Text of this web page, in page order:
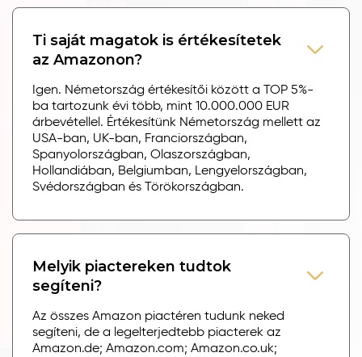
Ti saját magatok is értékesítetek
az Amazonon?
Igen. Németország értékesítői között a TOP 5%-
ba tartozunk évi több, mint 10.000.000 EUR
árbevétellel. Értékesítünk Németország mellett az
USA-ban, UK-ban, Franciországban,
Spanyolországban, Olaszországban,
Hollandiában, Belgiumban, Lengyelországban,
Svédországban és Törökországban.
Melyik piactereken tudtok
segíteni?
Az összes Amazon piactéren tudunk neked
segíteni, de a legelterjedtebb piacterek az
Amazon.de; Amazon.com; Amazon.co.uk;